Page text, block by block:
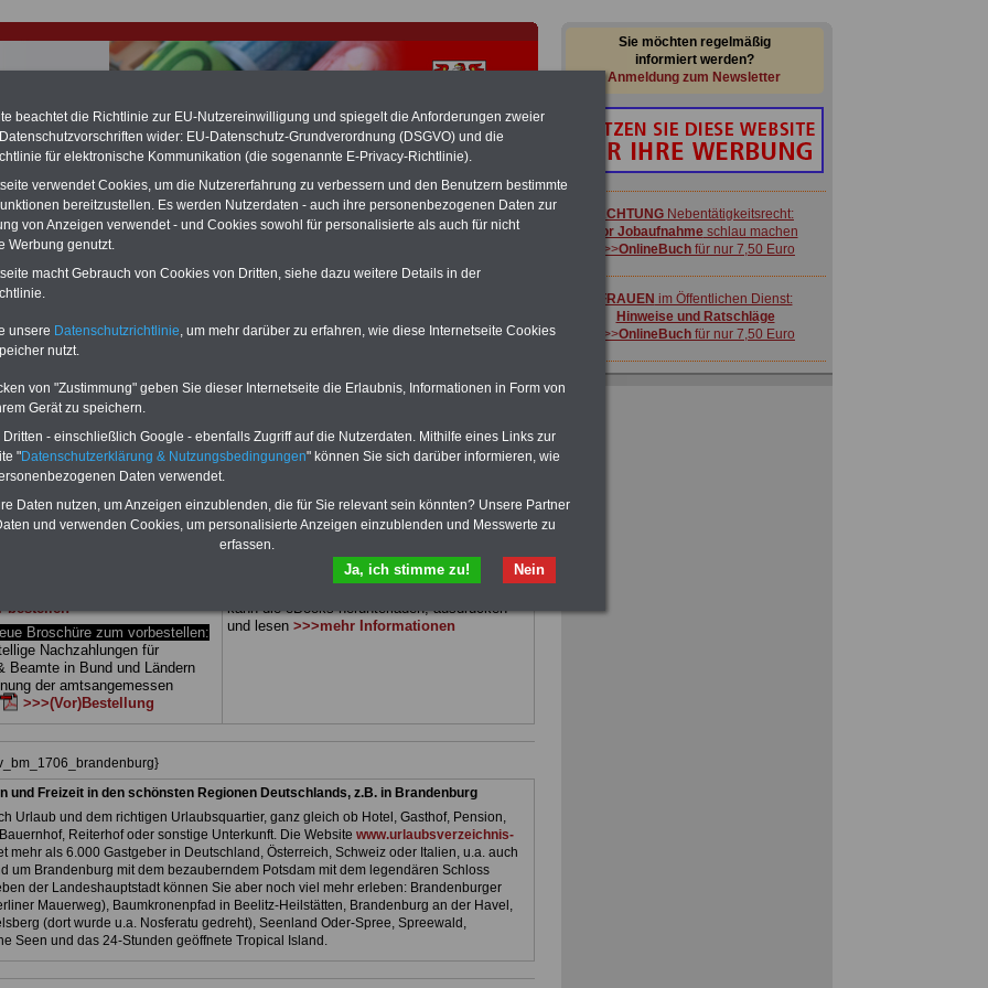
für Beamte & Ruhestandsbeamte (zu geringe Alimentation)
hat die Berliner Landesbesoldung für verfassungs-widrig
muss bisMärz 2027 eine Neuregelung der Besoldung beschließen). Auch beim
& Ruhestandsbeamte) gibt es teilweise hohe Nachzahlungen (Medienberichten
füralle (!) Beamte
hierzu eine Broschüre heraus, die unmittelbar nach dem Beschluss des
der Bundesregierung vorgelegt wird (wahrscheinlich im Quartal.2026
der Broschüre
mit 3 Ratgebern für nur
für Beamtinnen
versorgungsrecht
sowie Beihilferecht in Bund und
drei Ratgeber sind übersichtlich
erläutern auch komplizierte
bestellen
Broschüre zum vorbestellen:
Nachzahlungen für
Beamte in Bund und Ländern
der amtsangemessen
>>>(Vor)Bestellung
PDF-SERVICE: 10 Bücher bzw. eBooks zu
wichtigen Themen für Beamte und dem Öff.
Dienst
Zum Komplettpreis von 15 Euro im Jahr
herunterladen, auch für Beschäftigte beim
Land Brandenburggeeignet: die Bücher
behandeln Beamtenrecht, Besoldung, Beihilfe,
Beamtenversorgung, Rund ums Geld,
Nebentätigkeitsrecht, Frauen im öffentl. Dienst.
kann die eBooks herunterladen, ausdrucken
und lesen >>>mehr Informationen
und Freizeit in den schönsten Regionen Deutschlands, z.B. in Brandenburg
Urlaub und dem richtigen Urlaubsquartier, ganz gleich ob Hotel, Gasthof, Pension,
Reiterhof oder sonstige Unterkunft. Die Website www.urlaubsverzeichnis-
mehr als 6.000 Gastgeber in Deutschland, Österreich, Schweiz oder Italien, u.a. auch
um Brandenburg mit dem bezauberndem Potsdam mit dem legendären Schloss
der Landeshauptstadt können Sie aber noch viel mehr erleben: Brandenburger
Mauerweg), Baumkronenpfad in Beelitz-Heilstätten, Brandenburg an der Havel,
(dort wurde u.a. Nosferatu gedreht), Seenland Oder-Spree, Spreewald,
Seen und das 24-Stunden geöffnete Tropical Island.
Sie möchten regelmäßig
informiert werden?
Anmeldung zum Newsletter
ACHTUNG Nebentätigkeitsrecht:
vor Jobaufnahmeschlau machen
>>>OnlineBuch für nur 7,50 Euro
FRAUEN im Öffentlichen Dienst:
Hinweise und Ratschläge
>>>OnlineBuch für nur 7,50 Euro
beachtet die Richtlinie zur EU-Nutzereinwilligung und spiegelt die Anforderungen zweier
wider: EU-Datenschutz-Grundverordnung (DSGVO) und die
für elektronische Kommunikation (die sogenannte E-Privacy-Richtlinie).
verwendet Cookies, um die Nutzererfahrung zu verbessern und den Benutzern bestimmte
bereitzustellen. Es werden Nutzerdaten - auch ihre personenbezogenen Daten zur
von Anzeigen verwendet - und Cookies sowohl für personalisierte als auch für nicht
Werbung genutzt.
macht Gebrauch von Cookies von Dritten, siehe dazu weitere Details in der
unsere Datenschutzrichtlinie, um mehr darüber zu erfahren, wie diese Internetseite Cookies
nutzt.
von "Zustimmung" geben Sie dieser Internetseite die Erlaubnis, Informationen in Form von
Gerät zu speichern.
- einschließlich Google - ebenfalls Zugriff auf die Nutzerdaten. Mithilfe eines Links zur
"Datenschutzerklärung & Nutzungsbedingungen" können Sie sich darüber informieren, wie
Daten verwendet.
Daten nutzen, um Anzeigen einzublenden, die für Sie relevant sein könnten? Unsere Partner
und verwenden Cookies, um personalisierte Anzeigen einzublenden und Messwerte zu
erfassen.
Nein
Ja, ich stimme zu!